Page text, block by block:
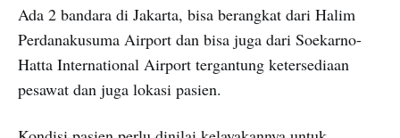
Ada 2 bandara di Jakarta, bisa berangkat dari Halim
Perdanakusuma Airport dan bisa juga dari Soekarno-
Hatta International Airport tergantung ketersediaan
pesawat dan juga lokasi pasien.